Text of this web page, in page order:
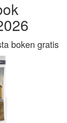
boken gratis